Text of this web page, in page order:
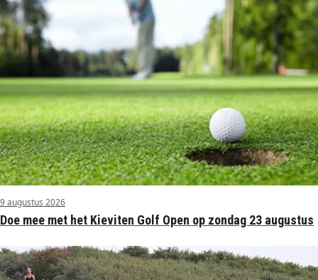
9 augustus 2026
Doe mee met het Kieviten Golf Open op zondag 23 augustus